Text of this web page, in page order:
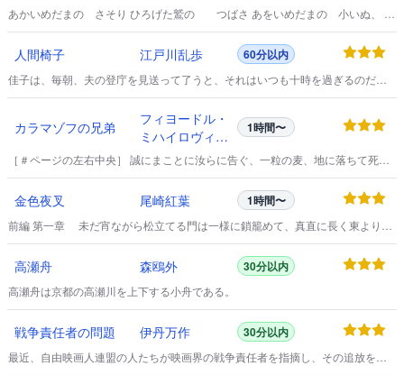
あかいめだまの さそり ひろげた鷲の つばさ あをいめだまの 小いぬ、 ひ
人間椅子 江戸川乱歩 60分以内
佳子は、毎朝、夫の登庁を見送って了うと、それはいつも十時を過ぎるのだ
カラマゾフの兄弟
フィヨードル・
ミハイロヴィ
チ・ドストエフ
1時間〜
［＃ページの左右中央］ 誠にまことに汝らに告ぐ、一粒の麦、地に落ちて死な
金色夜叉 尾崎紅葉 1時間〜
前編 第一章 未だ宵ながら松立てる門は一様に鎖籠めて、真直に長く東より西
に、例ならず繁き車輪の輾は、或は忙かりし、或は飲過ぎし年賀の帰来なるべ
く、疎に寄する獅子太鼓の遠響は、はや今日に尽きぬる三箇日を惜むが如く、
高瀬舟 森鴎外 30分以内
高瀬舟は京都の高瀬川を上下する小舟である。
戦争責任者の問題 伊丹万作 30分以内
最近、自由映画人連盟の人たちが映画界の戦争責任者を指摘し、その追放を主